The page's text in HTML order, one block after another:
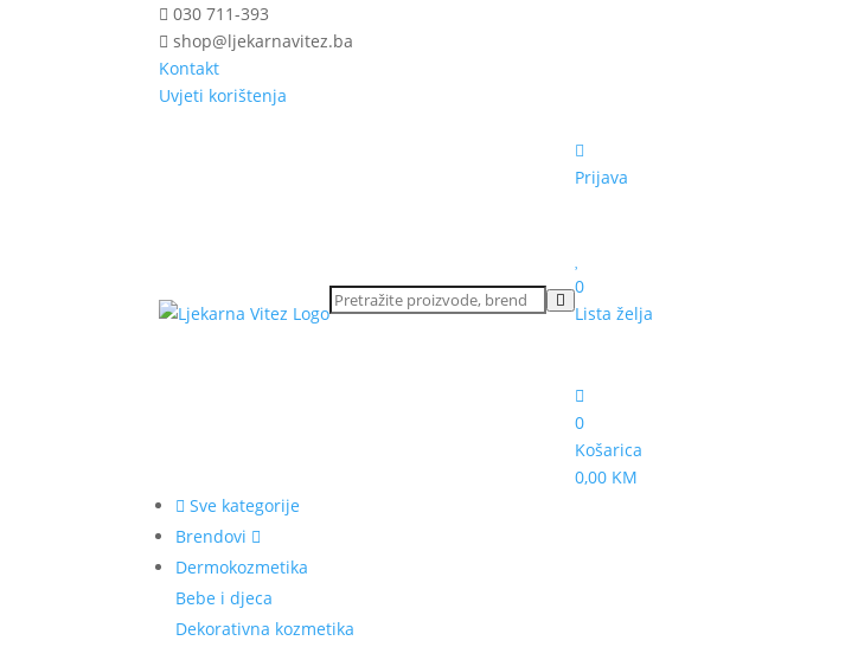
030 711-393
shop@ljekarnavitez.ba
Kontakt
Uvjeti korištenja
Prijava
0
Lista želja
0
Košarica
0,00 KM
Sve kategorije
Brendovi
Dermokozmetika
Bebe i djeca
Dekorativna kozmetika